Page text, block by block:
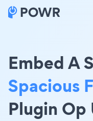
Embed A
Spacious
Plugin